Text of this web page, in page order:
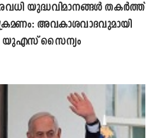
യുദ്ധവിമാനങ്ങൾ തകർത്ത്
അവകാശവാദവുമായി
യുഎസ് സൈന്യം